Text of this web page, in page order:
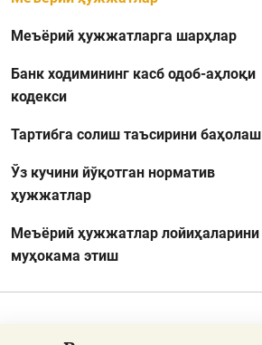
Меъёрий ҳужжатларга шарҳлар
Банк ходимининг касб одоб-аҳлоқи
кодекси
Тартибга солиш таъсирини баҳолаш
Ўз кучини йўқотган норматив
ҳужжатлар
Меъёрий ҳужжатлар лойиҳаларини
муҳокама этиш